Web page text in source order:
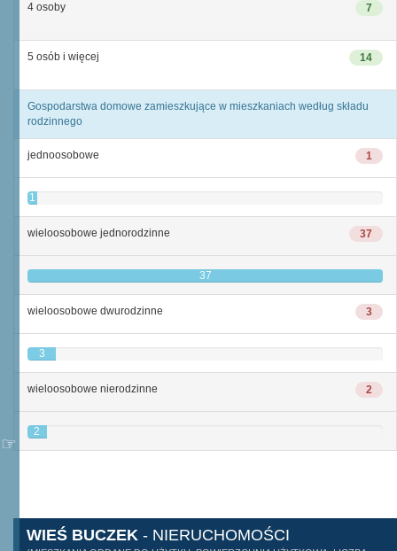
7
4 osoby
14
5 osób i więcej
Gospodarstwa domowe zamieszkujące w mieszkaniach według składu
rodzinnego
1
jednoosobowe
1
37
wieloosobowe jednorodzinne
37
3
wieloosobowe dwurodzinne
3
2
wieloosobowe nierodzinne
2
WIEŚ BUCZEK - NIERUCHOMOŚCI